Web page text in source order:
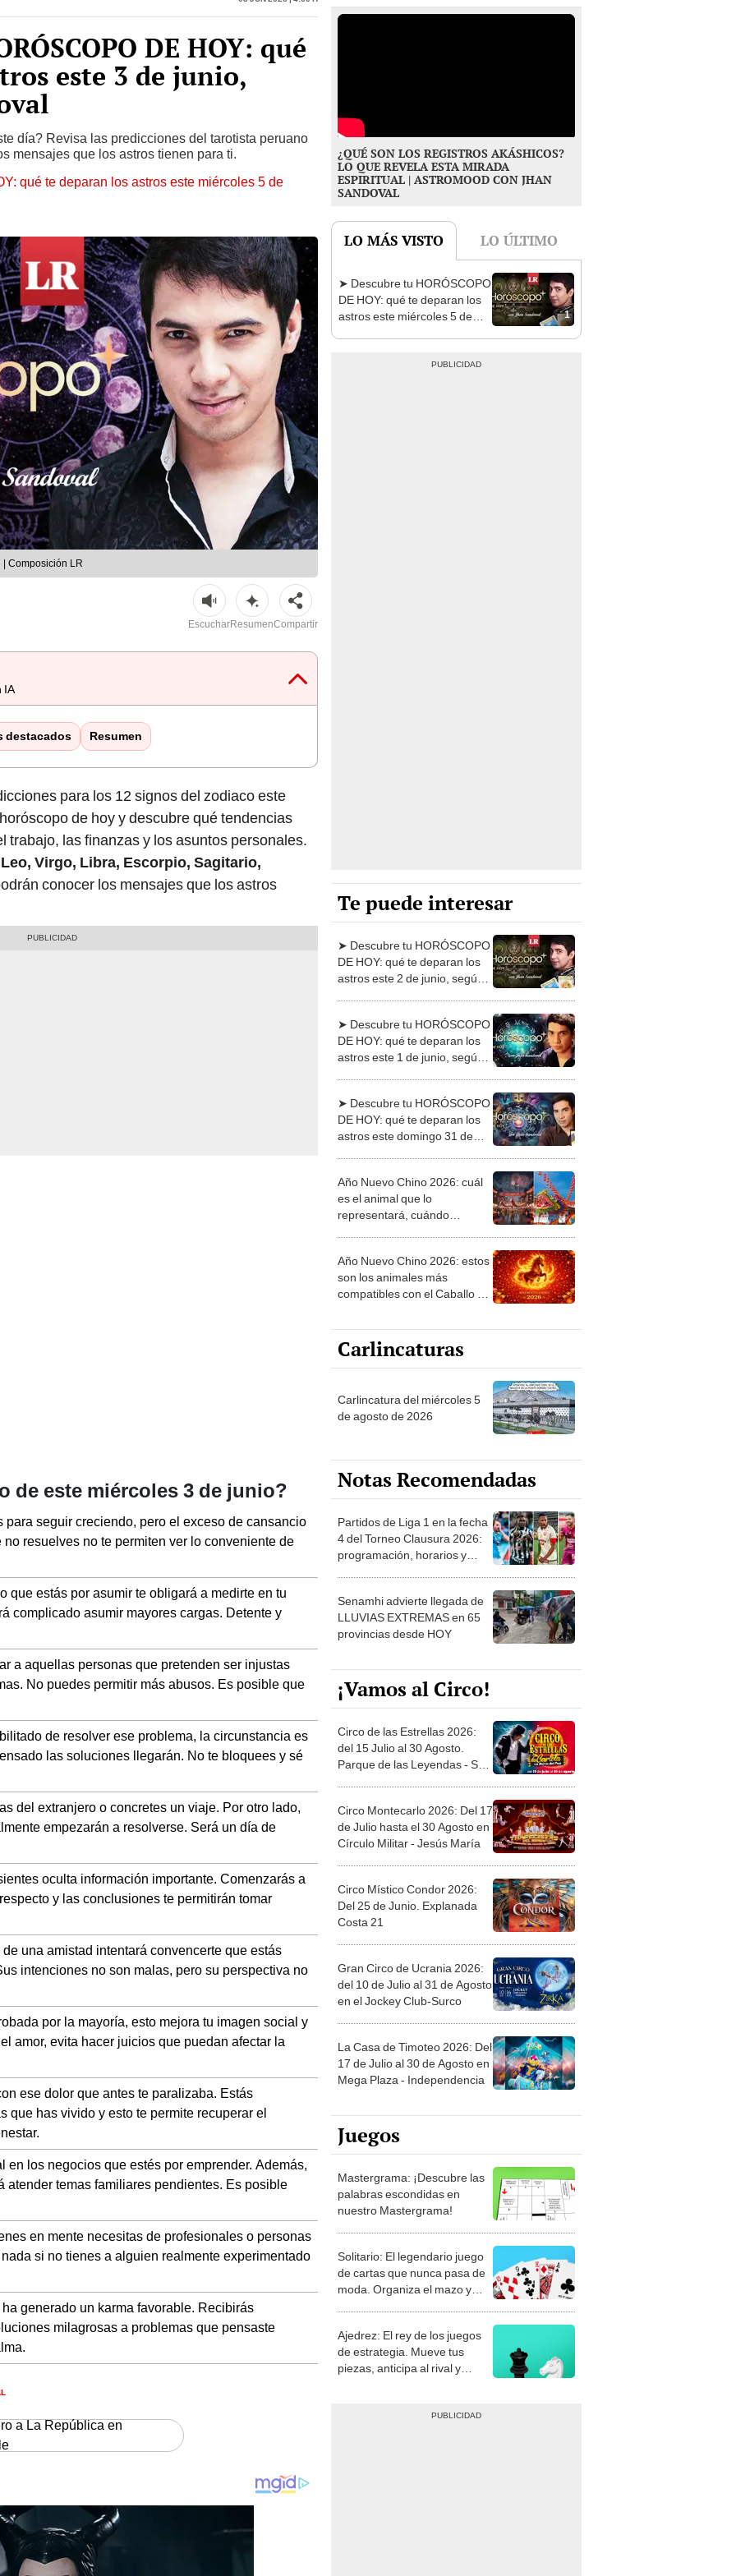
DE HOY: qué
este 3 de junio,
día? Revisa las predicciones del tarotista peruano
mensajes que los astros tienen para ti.
qué te deparan los astros este miércoles 5 de
Composición LR
Escuchar Resumen Compartir
para los 12 signos del zodiaco este
de hoy y descubre qué tendencias
trabajo, las finanzas y los asuntos personales.
Virgo, Libra, Escorpio, Sagitario,
conocer los mensajes que los astros
seguir creciendo, pero el exceso de cansancio
resuelves no te permiten ver lo conveniente de
que estás por asumir te obligará a medirte en tu
complicado asumir mayores cargas. Detente y
a aquellas personas que pretenden ser injustas
No puedes permitir más abusos. Es posible que
de resolver ese problema, la circunstancia es
las soluciones llegarán. No te bloquees y sé
del extranjero o concretes un viaje. Por otro lado,
empezarán a resolverse. Será un día de
oculta información importante. Comenzarás a
y las conclusiones te permitirán tomar
una amistad intentará convencerte que estás
intenciones no son malas, pero su perspectiva no
por la mayoría, esto mejora tu imagen social y
amor, evita hacer juicios que puedan afectar la
ese dolor que antes te paralizaba. Estás
has vivido y esto te permite recuperar el
los negocios que estés por emprender. Además,
atender temas familiares pendientes. Es posible
en mente necesitas de profesionales o personas
si no tienes a alguien realmente experimentado
generado un karma favorable. Recibirás
milagrosas a problemas que pensaste
¿QUÉ SON LOS REGISTROS AKÁSHICOS?
LO QUE REVELA ESTA MIRADA
ESPIRITUAL | ASTROMOOD CON JHAN
SANDOVAL
LO MÁS VISTO
1
➤ Descubre tu HORÓSCOPO
DE HOY: qué te deparan los
astros este miércoles 5 de
agosto, según Jhan Sandoval
Te puede interesar
➤ Descubre tu HORÓSCOPO
DE HOY: qué te deparan los
astros este 2 de junio, según
Jhan Sandoval
➤ Descubre tu HORÓSCOPO
DE HOY: qué te deparan los
astros este 1 de junio, según
Jhan Sandoval
➤ Descubre tu HORÓSCOPO
DE HOY: qué te deparan los
astros este domingo 31 de
mayo, según Jhan Sandoval
Año Nuevo Chino 2026: cuál
es el animal que lo
representará, cuándo
empieza y qué significa esta
milenaria tradición
Año Nuevo Chino 2026: estos
son los animales más
compatibles con el Caballo de
Fuego y esto les deparará
este año
Carlincaturas
de agosto de 2026
Notas Recomendadas
Partidos de Liga 1 en la fecha
4 del Torneo Clausura 2026:
programación, horarios y
Senamhi advierte llegada de
LLUVIAS EXTREMAS en 65
provincias desde HOY
¡Vamos al Circo!
Circo de las Estrellas 2026:
del 15 Julio al 30 Agosto.
Parque de las Leyendas - San
Miguel
Circo Montecarlo 2026: Del 17
de Julio hasta el 30 Agosto en
Círculo Militar - Jesús María
Circo Místico Condor 2026:
Del 25 de Junio. Explanada
Costa 21
Gran Circo de Ucrania 2026:
del 10 de Julio al 31 de Agosto
en el Jockey Club-Surco
La Casa de Timoteo 2026: Del
17 de Julio al 30 de Agosto en
Mega Plaza - Independencia
Juegos
Mastergrama: ¡Descubre las
palabras escondidas en
nuestro Mastergrama!
Solitario: El legendario juego
de cartas que nunca pasa de
moda. Organiza el mazo y
demuestra tu habilidad.
Ajedrez: El rey de los juegos
de estrategia. Mueve tus
piezas, anticipa al rival y
consigue el jaque mate.